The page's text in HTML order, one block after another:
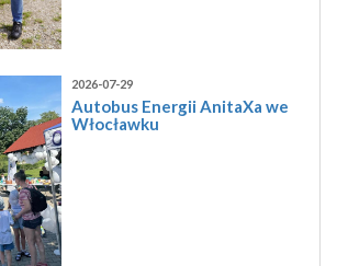
2026-07-29
Autobus Energii AnitaXa we
Włocławku